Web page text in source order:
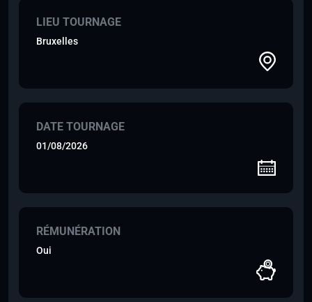
LIEU TOURNAGE
Bruxelles
DATE TOURNAGE
01/08/2026
RÉMUNÉRATION
Oui